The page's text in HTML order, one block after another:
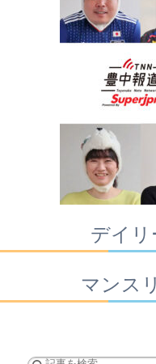
デイリ
マンス